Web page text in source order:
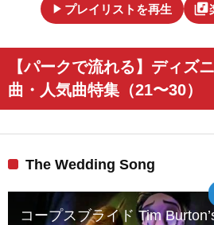
play_arrow プレイリストを再生 library_music
【パークで流れる】ディズ
曲・人気曲特集（21〜30）
The Wedding Song
コープスブライド Tim